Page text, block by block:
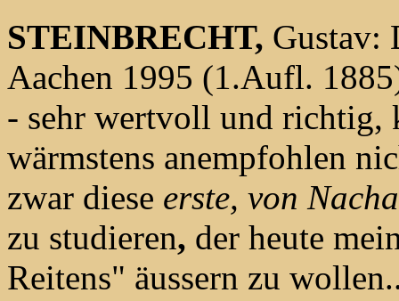
STEINBRECHT, Gustav:
Aachen 1995 (1.Aufl.
- sehr wertvoll und richtig,
wärmstens anempfohlen
zwar diese erste, von
zu studieren, der heute
Reitens" äussern zu